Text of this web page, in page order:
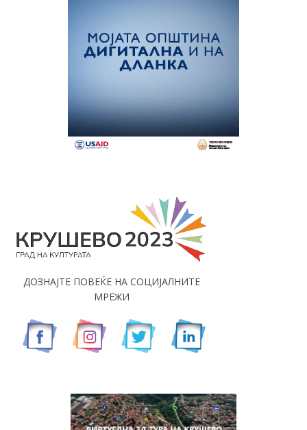
ДОЗНАЈТЕ ПОВЕЌЕ НА СОЦИЈАЛНИТЕ
МРЕЖИ